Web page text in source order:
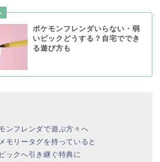
ポケモンフレンダいらない・弱
いピックどうする？自宅ででき
る遊び方も
ンフレンダで遊ぶ方々へ
モリータグを持っていると
ックへ引き継ぐ特典に